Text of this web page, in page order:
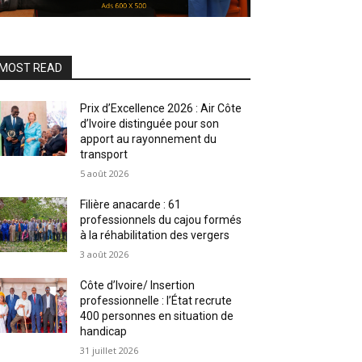
READ
Prix d’Excellence 2026 : Air Côte
d’Ivoire distinguée pour son
apport au rayonnement du
transport
5 août 2026
Filière anacarde : 61
professionnels du cajou formés
à la réhabilitation des vergers
3 août 2026
Côte d’Ivoire/ Insertion
professionnelle : l’État recrute
400 personnes en situation de
handicap
31 juillet 2026